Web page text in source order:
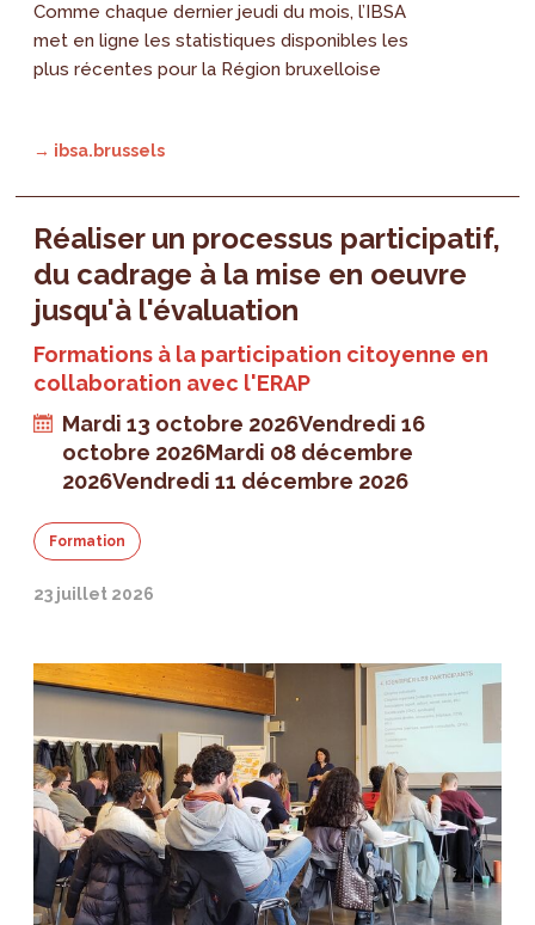
Comme chaque dernier jeudi du mois, l’IBSA
met en ligne les statistiques disponibles les
plus récentes pour la Région bruxelloise
→ ibsa.brussels
Réaliser un processus participatif,
du cadrage à la mise en oeuvre
jusqu'à l'évaluation
Formations à la participation citoyenne en
collaboration avec l'ERAP
Mardi 13 octobre 2026Vendredi 16
octobre 2026Mardi 08 décembre
2026Vendredi 11 décembre 2026
Formation
23 juillet 2026